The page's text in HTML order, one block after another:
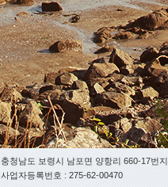
충청남도 보령시 남포면 양항리 660-17번지
사업자등록번호 : 275-62-00470